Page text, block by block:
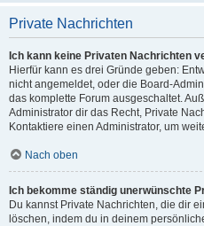
Private Nachrichten
Ich kann keine Privaten Nachrichten
Hierfür kann es drei Gründe geben:
nicht angemeldet, oder die Board-
das komplette Forum ausgeschaltet.
Administrator dir das Recht, Private
Kontaktiere einen Administrator, um
Nach oben
Ich bekomme ständig unerwünschte
Du kannst Private Nachrichten, die dir
löschen, indem du in deinem